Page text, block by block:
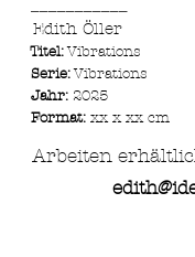
Edith Öller
Titel:Vibrations
Serie:Vibrations
Jahr: 2025
Format: xx x xx cm ​
Arbeiten